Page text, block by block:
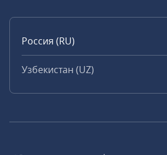
Россия (RU)
Узбекистан (UZ)